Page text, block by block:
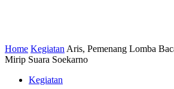
Home Kegiatan Aris, Pemenang Lomba
Mirip Suara Soekarno
Kegiatan